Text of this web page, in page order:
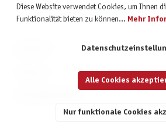
Diese Website verwendet Cookies, um Ihnen
Funktionalität bieten zu können... Mehr
Nur funktionale Cookies
Alle Cookies